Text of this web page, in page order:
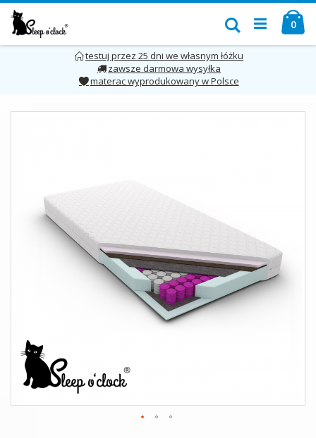
testuj przez 25 dni we własnym łóżku
zawsze darmowa wysyłka
materac wyprodukowany w Polsce
Przejdź
do
treści
0
Szukaj